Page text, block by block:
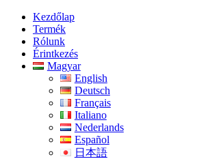
Kezdőlap
Termék
Rólunk
Érintkezés
Magyar
English
Deutsch
Français
Italiano
Nederlands
Español
日本語